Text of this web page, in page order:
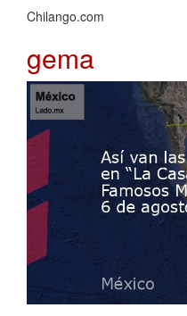
Chilango.com
gema